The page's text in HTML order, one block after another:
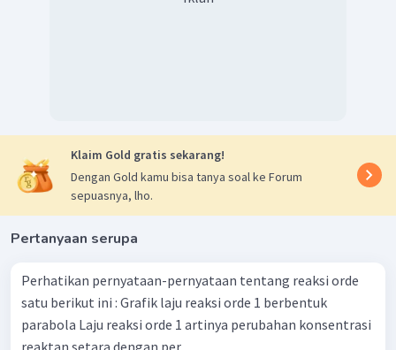
Klaim Gold gratis sekarang!
Dengan Gold kamu bisa tanya soal ke Forum
sepuasnya, lho.
Pertanyaan serupa
Perhatikan pernyataan-pernyataan tentang reaksi orde
satu berikut ini : Grafik laju reaksi orde 1 berbentuk
parabola Laju reaksi orde 1 artinya perubahan konsentrasi
reaktan setara dengan per...